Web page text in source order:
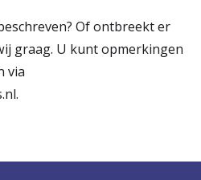
Of ontbreekt er
graag. U kunt opmerkingen
via